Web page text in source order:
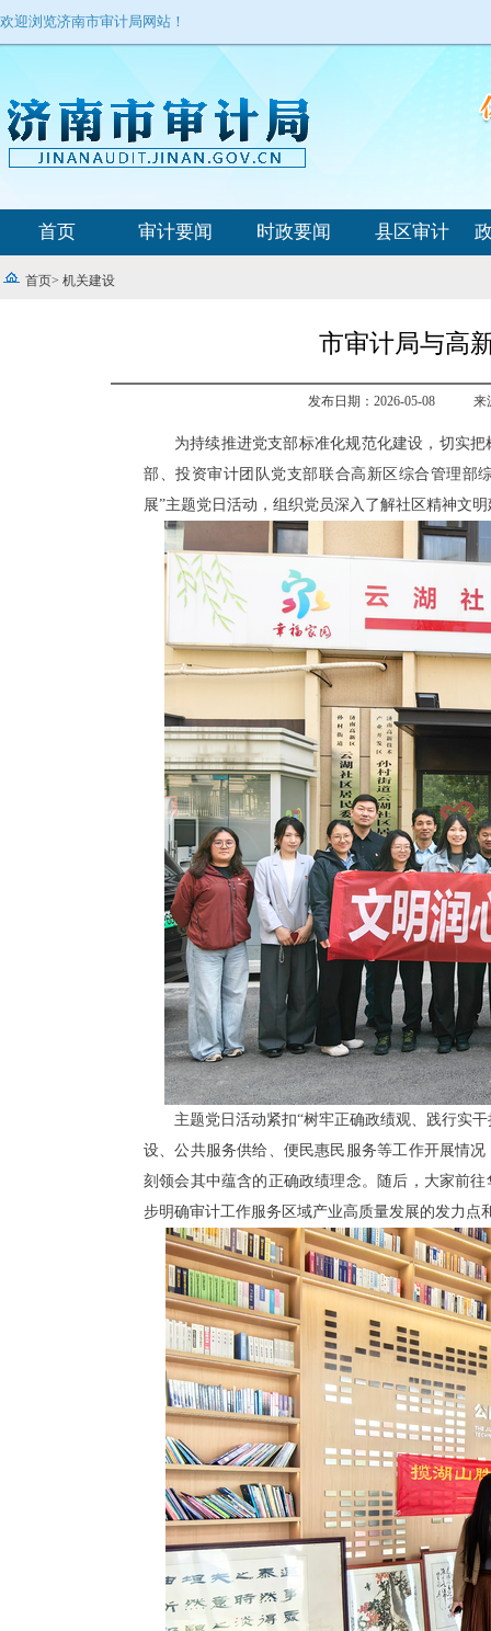
欢迎浏览济南市审计局网站！
首页 审计要闻 时政要闻 县区审计
首页> 机关建设
市审计局与高
发布日期：2026-05-08 来
为持续推进党支部标准化规范化建设，切实
部、投资审计团队党支部联合高新区综合管理部
展”主题党日活动，组织党员深入了解社区精神文
主题党日活动紧扣“树牢正确政绩观、践行实
设、公共服务供给、便民惠民服务等工作开展情
刻领会其中蕴含的正确政绩理念。随后，大家前
步明确审计工作服务区域产业高质量发展的发力点